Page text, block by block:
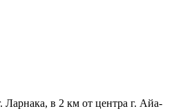
Ларнака, в 2 км от центра г. Айа-